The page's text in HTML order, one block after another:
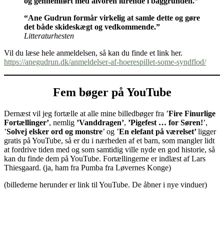
“Ane Gudrun formår virkelig at samle dette og gøre
det både skideskægt og vedkommende.”
Litteraturhesten
Vil du læse hele anmeldelsen, så kan du finde et link her.
https://anegudrun.dk/anmeldelser-af-hoerespillet-some-syndflod/
Fem bøger på YouTube
Dernæst vil jeg fortælle at alle mine billedbøger fra ’Fire Finurlige
Fortællinger’, nemlig ’Vanddragen’, ’Pigefest … for Søren!’,
’Solvej elsker ord og monstre’ og ’En elefant på værelset’ligger
gratis på YouTube, så er du i nærheden af et barn, som mangler lidt
at fordrive tiden med og som samtidig ville nyde en god historie, så
kan du finde dem på YouTube. Fortællingerne er indlæst af Lars
Thiesgaard. (ja, ham fra Pumba fra Løvernes Konge)
(billederne herunder er link til YouTube. De åbner i nye vinduer)